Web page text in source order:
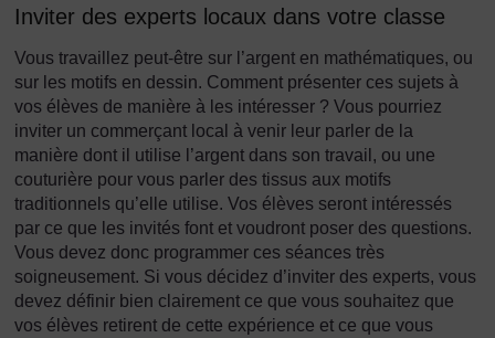
Inviter des experts locaux dans votre classe
Vous travaillez peut-être sur l’argent en mathématiques, ou
sur les motifs en dessin. Comment présenter ces sujets à
vos élèves de manière à les intéresser ? Vous pourriez
inviter un commerçant local à venir leur parler de la
manière dont il utilise l’argent dans son travail, ou une
couturière pour vous parler des tissus aux motifs
traditionnels qu’elle utilise. Vos élèves seront intéressés
par ce que les invités font et voudront poser des questions.
Vous devez donc programmer ces séances très
soigneusement. Si vous décidez d’inviter des experts, vous
devez définir bien clairement ce que vous souhaitez que
vos élèves retirent de cette expérience et ce que vous